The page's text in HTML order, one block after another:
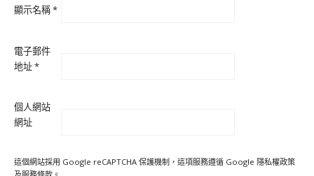
顯示名稱*
電子郵件
地址*
個人網站
網址
這個網站採用 Google reCAPTCHA 保護機制，這項服務遵循 Google 隱私權政策